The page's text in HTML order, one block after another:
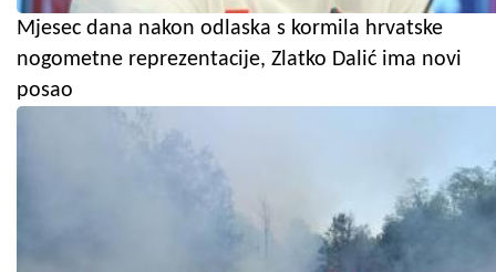
Mjesec dana nakon odlaska s kormila hrvatske
nogometne reprezentacije, Zlatko Dalić ima novi
posao